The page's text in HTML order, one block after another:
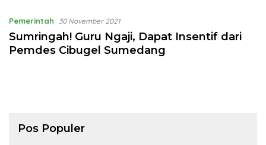
Pemerintah 30 November 2021
Sumringah! Guru Ngaji, Dapat Insentif dari
Pemdes Cibugel Sumedang
Pos Populer